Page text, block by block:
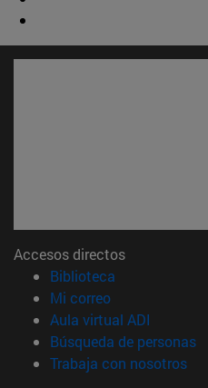
Accesos directos
Biblioteca
Mi correo(abre en nueva
Aula virtual ADI
Búsqueda de personas
Trabaja con nosotros